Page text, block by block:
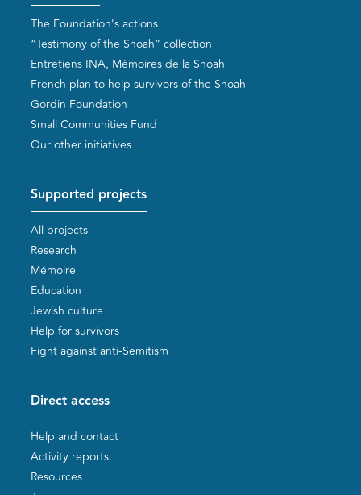
The Foundation's actions
“Testimony of the Shoah” collection
Entretiens INA, Mémoires de la Shoah
French plan to help survivors of the Shoah
Gordin Foundation
Small Communities Fund
Our other initiatives
Supported projects
All projects
Research
Mémoire
Education
Jewish culture
Help for survivors
Fight against anti-Semitism
Direct access
Help and contact
Activity reports
Resources